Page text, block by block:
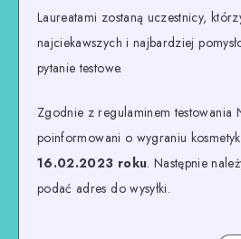
Laureatami zostaną uczestnicy,
najciekawszych i najbardziej
pytanie testowe.
Zgodnie z regulaminem testowania
poinformowani o wygraniu
16.02.2023 roku. Następnie
podać adres do wysyłki.